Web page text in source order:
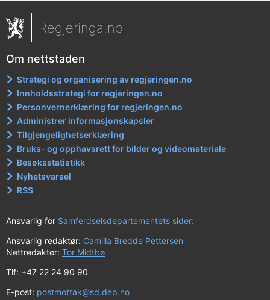
Regjeringa.no
Om nettstaden
Strategi og organisering av regjeringen.no
Innholdsstrategi for regjeringen.no
Personvernerklæring for regjeringen.no
Administrer informasjonskapsler
Tilgjengelighetserklæring
Bruks- og opphavsrett for bilder og videomateriale
Besøksstatistikk
Nyhetsvarsel
RSS
Ansvarlig for Samferdselsdepartementets sider:
Ansvarlig redaktør: Camilla Bredde Pettersen
Nettredaktør: Tor Midtbø
Tlf: +47 22 24 90 90
E-post: postmottak@sd.dep.no